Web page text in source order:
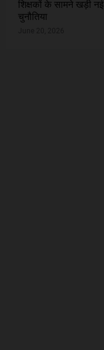
शिक्षकों के सामने खड़ी नई
चुनौतिया